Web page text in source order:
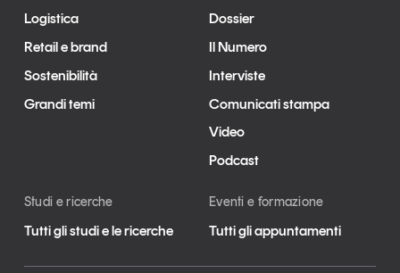
Logistica
Retail e brand
Sostenibilità
Grandi temi
Dossier
Il Numero
Interviste
Comunicati stampa
Video
Podcast
Studi e ricerche
Tutti gli studi e le ricerche
Eventi e formazione
Tutti gli appuntamenti